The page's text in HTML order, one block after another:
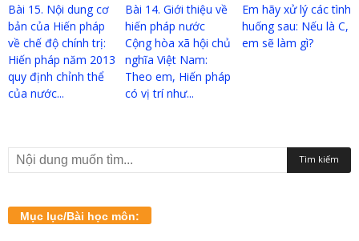
Bài 15. Nội dung cơ
bản của Hiến pháp
về chế độ chính trị:
Hiến pháp năm 2013
quy định chỉnh thể
của nước...
Bài 14. Giới thiệu về
hiến pháp nước
Cộng hòa xã hội chủ
nghĩa Việt Nam:
Theo em, Hiến pháp
có vị trí như...
Em hãy xử lý các tình
huống sau: Nếu là C,
em sẽ làm gì?
Mục lục/Bài học môn: